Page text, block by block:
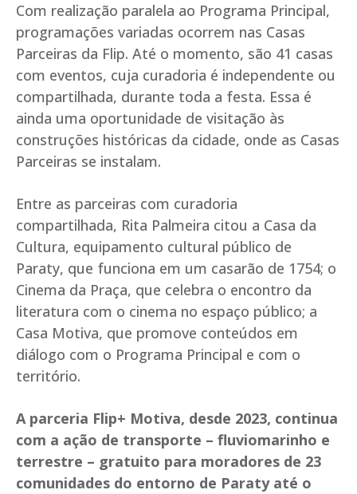
Com realização paralela ao Programa Principal,
programações variadas ocorrem nas Casas
Parceiras da Flip. Até o momento, são 41 casas
com eventos, cuja curadoria é independente ou
compartilhada, durante toda a festa. Essa é
ainda uma oportunidade de visitação às
construções históricas da cidade, onde as Casas
Parceiras se instalam.
Entre as parceiras com curadoria
compartilhada, Rita Palmeira citou a Casa da
Cultura, equipamento cultural público de
Paraty, que funciona em um casarão de 1754; o
Cinema da Praça, que celebra o encontro da
literatura com o cinema no espaço público; a
Casa Motiva, que promove conteúdos em
diálogo com o Programa Principal e com o
território.
A parceria Flip+ Motiva, desde 2023, continua
com a ação de transporte – fluviomarinho e
terrestre – gratuito para moradores de 23
comunidades do entorno de Paraty até o